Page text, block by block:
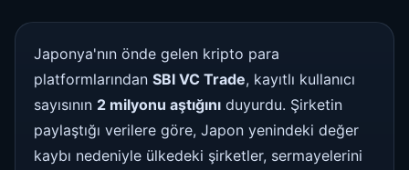
Japonya'nın önde gelen kripto para
platformlarından SBI VC Trade, kayıtlı kullanıcı
sayısının 2 milyonu aştığını duyurdu. Şirketin
paylaştığı verilere göre, Japon yenindeki değer
kaybı nedeniyle ülkedeki şirketler, sermayelerini